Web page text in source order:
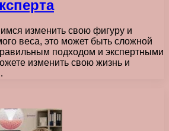
изменить свою фигуру и
веса, это может быть сложной
подходом и экспертными
изменить свою жизнь и